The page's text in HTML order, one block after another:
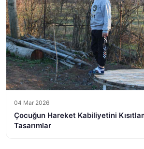
04 Mar 2026
Çocuğun Hareket Kabiliyetini
Tasarımlar